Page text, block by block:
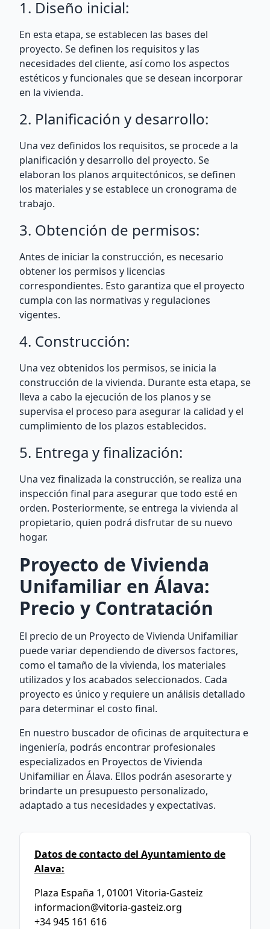
1. Diseño inicial:
En esta etapa, se establecen las bases del
proyecto. Se definen los requisitos y las
necesidades del cliente, así como los aspectos
estéticos y funcionales que se desean incorporar
en la vivienda.
2. Planificación y desarrollo:
Una vez definidos los requisitos, se procede a la
planificación y desarrollo del proyecto. Se
elaboran los planos arquitectónicos, se definen
los materiales y se establece un cronograma de
trabajo.
3. Obtención de permisos:
Antes de iniciar la construcción, es necesario
obtener los permisos y licencias
correspondientes. Esto garantiza que el proyecto
cumpla con las normativas y regulaciones
vigentes.
4. Construcción:
Una vez obtenidos los permisos, se inicia la
construcción de la vivienda. Durante esta etapa, se
lleva a cabo la ejecución de los planos y se
supervisa el proceso para asegurar la calidad y el
cumplimiento de los plazos establecidos.
5. Entrega y finalización:
Una vez finalizada la construcción, se realiza una
inspección final para asegurar que todo esté en
orden. Posteriormente, se entrega la vivienda al
propietario, quien podrá disfrutar de su nuevo
hogar.
Proyecto de Vivienda
Unifamiliar en Álava:
Precio y Contratación
El precio de un Proyecto de Vivienda Unifamiliar
puede variar dependiendo de diversos factores,
como el tamaño de la vivienda, los materiales
utilizados y los acabados seleccionados. Cada
proyecto es único y requiere un análisis detallado
para determinar el costo final.
En nuestro buscador de oficinas de arquitectura e
ingeniería, podrás encontrar profesionales
especializados en Proyectos de Vivienda
Unifamiliar en Álava. Ellos podrán asesorarte y
brindarte un presupuesto personalizado,
adaptado a tus necesidades y expectativas.
Datos de contacto del Ayuntamiento de
Alava:
Plaza España 1, 01001 Vitoria-Gasteiz
informacion@vitoria-gasteiz.org
+34 945 161 616